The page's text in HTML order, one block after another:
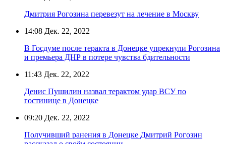
Дмитрия Рогозина перевезут на лечение в Москву
14:08 Дек. 22, 2022
В Госдуме после теракта в Донецке упрекнули Рогозина
и премьера ДНР в потере чувства бдительности
11:43 Дек. 22, 2022
Денис Пушилин назвал терактом удар ВСУ по
гостинице в Донецке
09:20 Дек. 22, 2022
Получивший ранения в Донецке Дмитрий Рогозин